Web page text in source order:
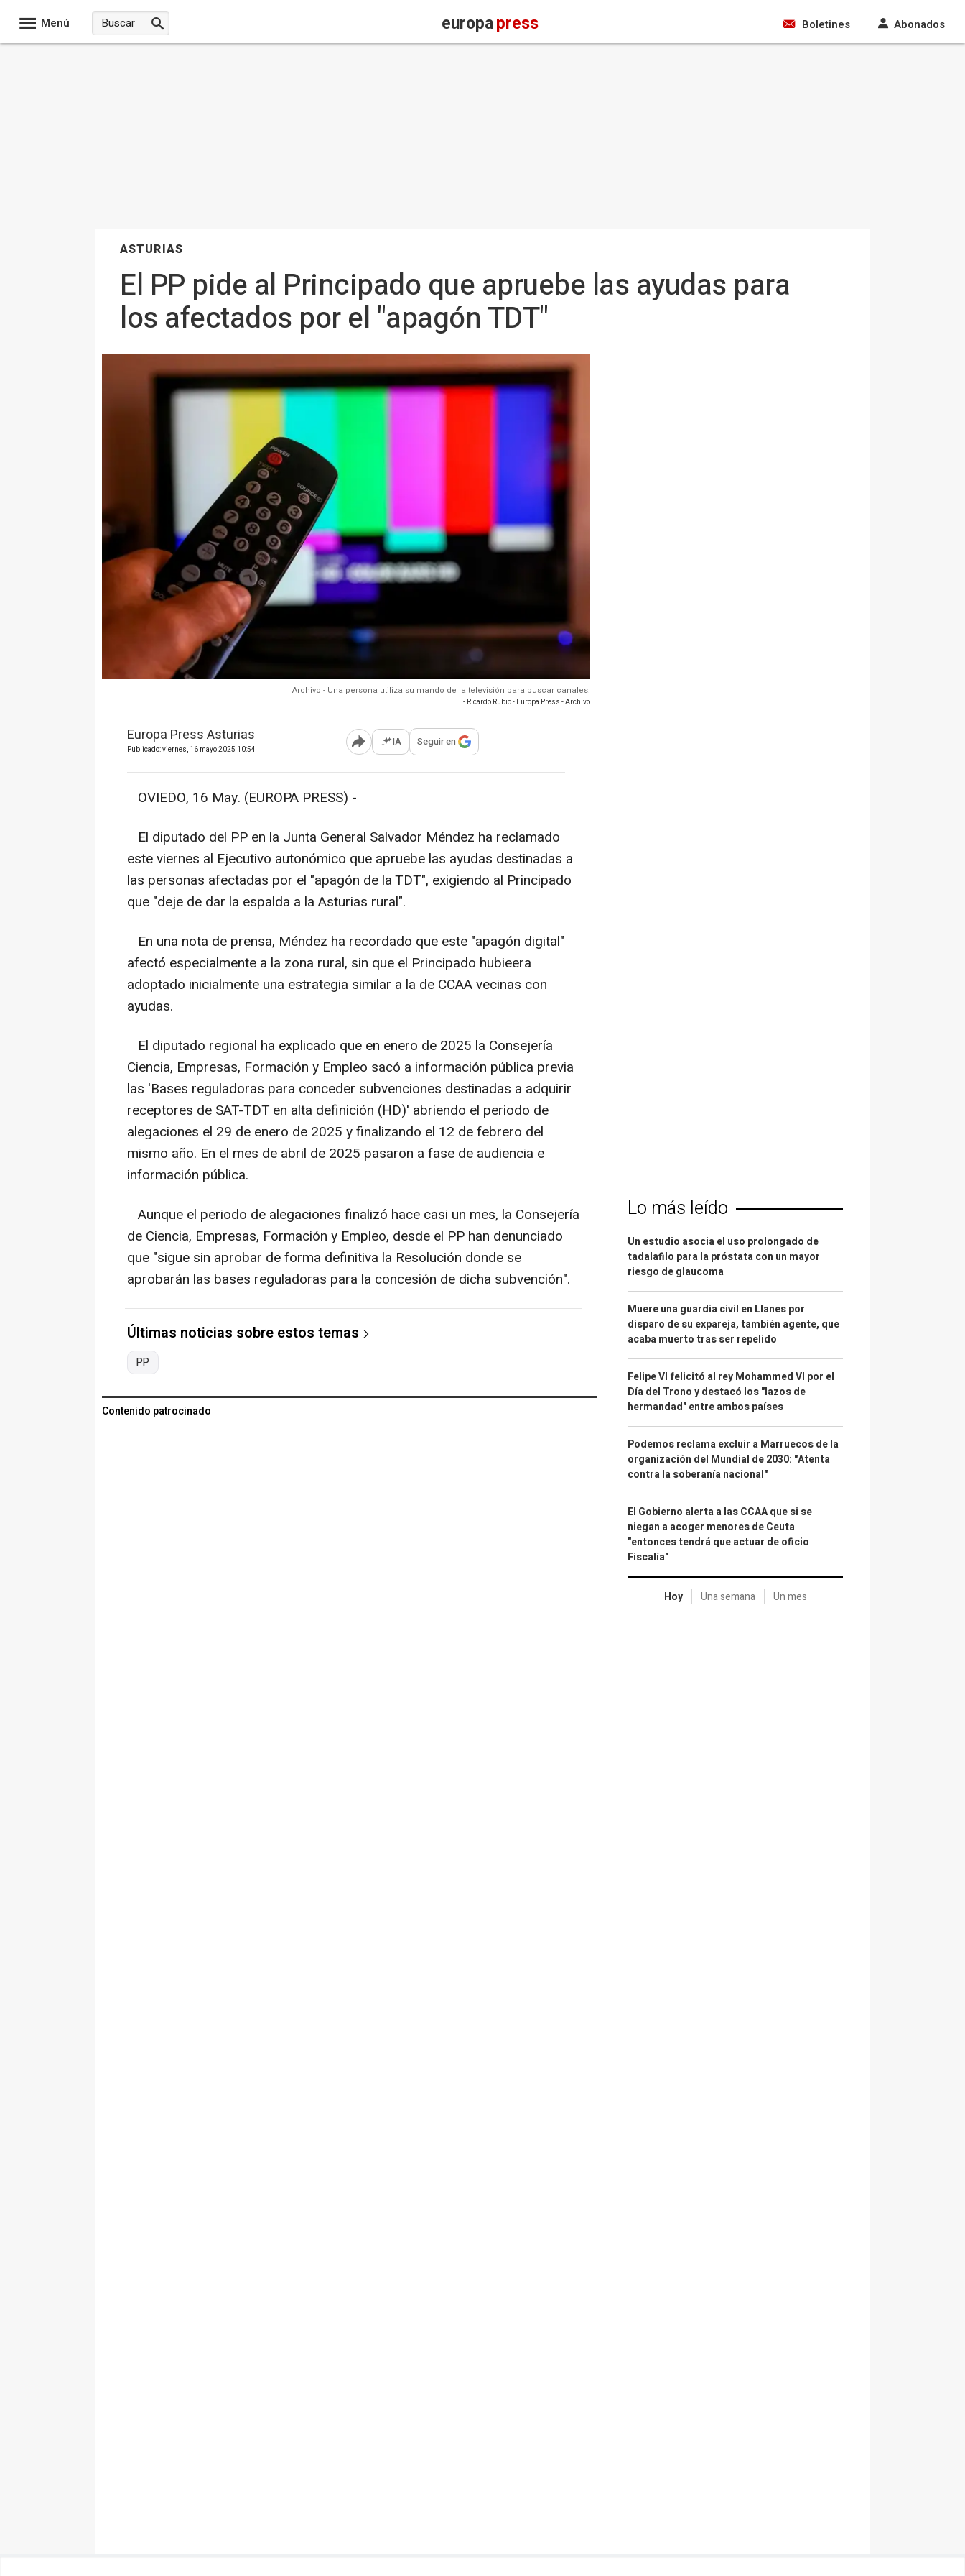
Menú europapress Boletines Abonados
ASTURIAS
El PP pide al Principado que apruebe las ayudas para
los afectados por el "apagón TDT"
Archivo - Una persona utiliza su mando de la televisión para buscar canales.
- Ricardo Rubio - Europa Press - Archivo
Europa Press Asturias
Publicado: viernes, 16 mayo 2025 10:54 Abrir opciones para compartir
IA Seguir en
OVIEDO, 16 May. (EUROPA PRESS) -
El diputado del PP en la Junta General Salvador Méndez ha reclamado
este viernes al Ejecutivo autonómico que apruebe las ayudas destinadas a
las personas afectadas por el "apagón de la TDT", exigiendo al Principado
que "deje de dar la espalda a la Asturias rural".
En una nota de prensa, Méndez ha recordado que este "apagón digital"
afectó especialmente a la zona rural, sin que el Principado hubieera
adoptado inicialmente una estrategia similar a la de CCAA vecinas con
ayudas.
El diputado regional ha explicado que en enero de 2025 la Consejería
Ciencia, Empresas, Formación y Empleo sacó a información pública previa
las 'Bases reguladoras para conceder subvenciones destinadas a adquirir
receptores de SAT-TDT en alta definición (HD)' abriendo el periodo de
alegaciones el 29 de enero de 2025 y finalizando el 12 de febrero del
mismo año. En el mes de abril de 2025 pasaron a fase de audiencia e
información pública.
Aunque el periodo de alegaciones finalizó hace casi un mes, la Consejería
de Ciencia, Empresas, Formación y Empleo, desde el PP han denunciado
que "sigue sin aprobar de forma definitiva la Resolución donde se
aprobarán las bases reguladoras para la concesión de dicha subvención".
Últimas noticias sobre estos temas
PP
Contenido patrocinado
Lo más leído
Un estudio asocia el uso prolongado de
tadalafilo para la próstata con un mayor
riesgo de glaucoma
Muere una guardia civil en Llanes por
disparo de su expareja, también agente, que
acaba muerto tras ser repelido
Felipe VI felicitó al rey Mohammed VI por el
Día del Trono y destacó los "lazos de
hermandad" entre ambos países
Podemos reclama excluir a Marruecos de la
organización del Mundial de 2030: "Atenta
contra la soberanía nacional"
El Gobierno alerta a las CCAA que si se
niegan a acoger menores de Ceuta
"entonces tendrá que actuar de oficio
Fiscalía"
Hoy Una semana Un mes